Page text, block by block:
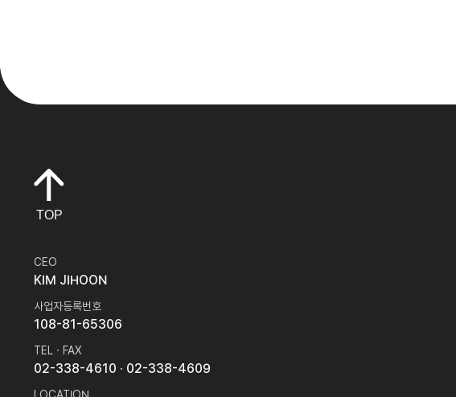
TOP
CEO
KIM JIHOON
사업자등록번호
108-81-65306
TEL · FAX
02-338-4610 · 02-338-4609